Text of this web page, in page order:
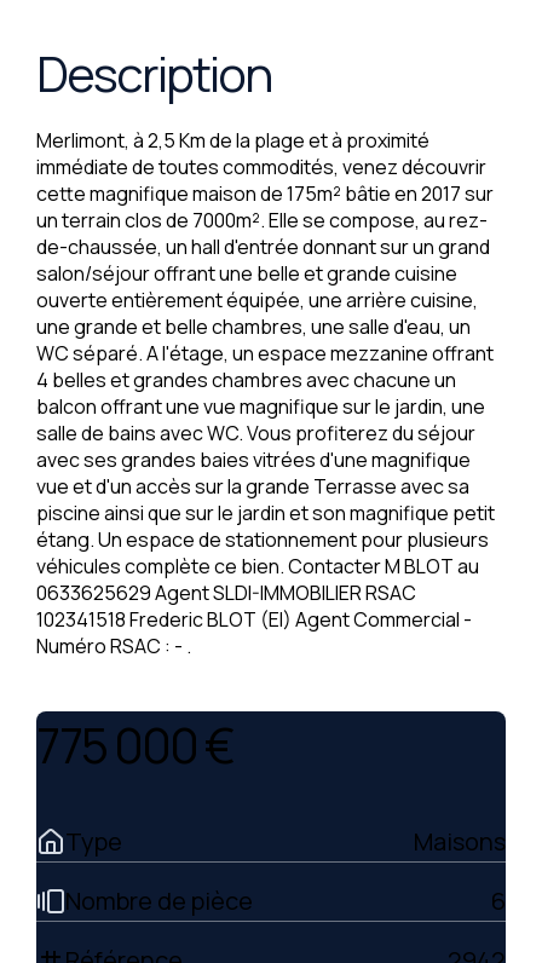
Description
Merlimont, à 2,5 Km de la plage et à proximité
immédiate de toutes commodités, venez découvrir
cette magnifique maison de 175m² bâtie en 2017 sur
un terrain clos de 7000m². Elle se compose, au rez-
de-chaussée, un hall d'entrée donnant sur un grand
salon/séjour offrant une belle et grande cuisine
ouverte entièrement équipée, une arrière cuisine,
une grande et belle chambres, une salle d'eau, un
WC séparé. A l'étage, un espace mezzanine offrant
4 belles et grandes chambres avec chacune un
balcon offrant une vue magnifique sur le jardin, une
salle de bains avec WC. Vous profiterez du séjour
avec ses grandes baies vitrées d'une magnifique
vue et d'un accès sur la grande Terrasse avec sa
piscine ainsi que sur le jardin et son magnifique petit
étang. Un espace de stationnement pour plusieurs
véhicules complète ce bien. Contacter M BLOT au
0633625629 Agent SLDI-IMMOBILIER RSAC
102341518 Frederic BLOT (EI) Agent Commercial -
Numéro RSAC : - .
775 000 €
Type
Maisons
Nombre de pièce
6